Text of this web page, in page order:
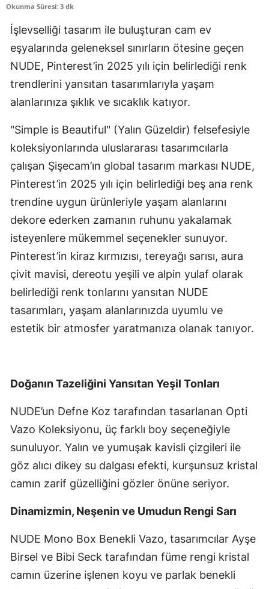
Okunma Süresi: 3 dk
İşlevselliği tasarım ile buluşturan cam ev
eşyalarında geleneksel sınırların ötesine geçen
NUDE, Pinterest’in 2025 yılı için belirlediği renk
trendlerini yansıtan tasarımlarıyla yaşam
alanlarınıza şıklık ve sıcaklık katıyor.
"Simple is Beautiful" (Yalın Güzeldir) felsefesiyle
koleksiyonlarında uluslararası tasarımcılarla
çalışan Şişecam’ın global tasarım markası NUDE,
Pinterest’in 2025 yılı için belirlediği beş ana renk
trendine uygun ürünleriyle yaşam alanlarını
dekore ederken zamanın ruhunu yakalamak
isteyenlere mükemmel seçenekler sunuyor.
Pinterest’in kiraz kırmızısı, tereyağı sarısı, aura
çivit mavisi, dereotu yeşili ve alpin yulaf olarak
belirlediği renk tonlarını yansıtan NUDE
tasarımları, yaşam alanlarınızda uyumlu ve
estetik bir atmosfer yaratmanıza olanak tanıyor.
Doğanın Tazeliğini Yansıtan Yeşil Tonları
NUDE’un Defne Koz tarafından tasarlanan Opti
Vazo Koleksiyonu, üç farklı boy seçeneğiyle
sunuluyor. Yalın ve yumuşak kavisli çizgileri ile
göz alıcı dikey su dalgası efekti, kurşunsuz kristal
camın zarif güzelliğini gözler önüne seriyor.
Dinamizmin, Neşenin ve Umudun Rengi Sarı
NUDE Mono Box Benekli Vazo, tasarımcılar Ayşe
Birsel ve Bibi Seck tarafından füme rengi kristal
camın üzerine işlenen koyu ve parlak benekli